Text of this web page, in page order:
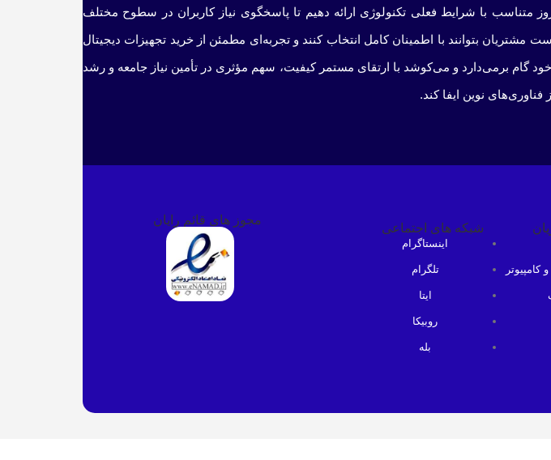
متناسب با شرایط فعلی تکنولوژی ارائه دهیم تا پاسخگوی نیاز کاربران در سطوح مختلف
بتوانند با اطمینان کامل انتخاب کنند و تجربه‌ای مطمئن از خرید تجهیزات دیجیتال
گام برمی‌دارد و می‌کوشد با ارتقای مستمر کیفیت، سهم مؤثری در تأمین نیاز جامعه و رشد
نوین ایفا کند.
کامپیوتر
شبکه های اجتماعی
اینستاگرام
تلگرام
ایتا
روبیکا
بله
مجوز های قائم رایان